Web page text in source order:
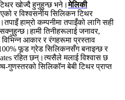
खोज्दै हुनुहुन्छ भने।मेलिकी
र विश्वसनीय सिलिकन टिथर
हाम्रो कम्पनीमा तपाइँको लागि सही
तिनीहरूलाई जनावर,
आकार र रंगहरूमा प्रस्ताव
फूड ग्रेड सिलिकनसँग बनाइन्छ र
रहित छन्।त्यसैले मलाई विश्वास छ
गुणस्तरको सिलिकॉन बेबी टिथर प्राप्त